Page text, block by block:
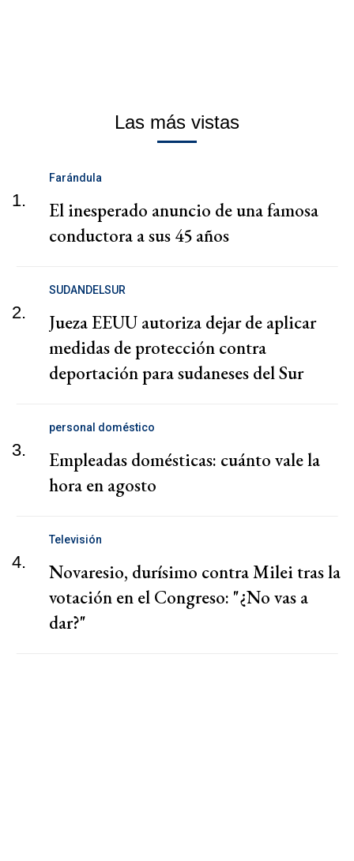
Las más vistas
1.
Farándula
El inesperado anuncio de una famosa
conductora a sus 45 años
2.
SUDANDELSUR
Jueza EEUU autoriza dejar de aplicar
medidas de protección contra
deportación para sudaneses del Sur
3.
personal doméstico
Empleadas domésticas: cuánto vale la
hora en agosto
4.
Televisión
Novaresio, durísimo contra Milei tras la
votación en el Congreso: "¿No vas a
dar?"